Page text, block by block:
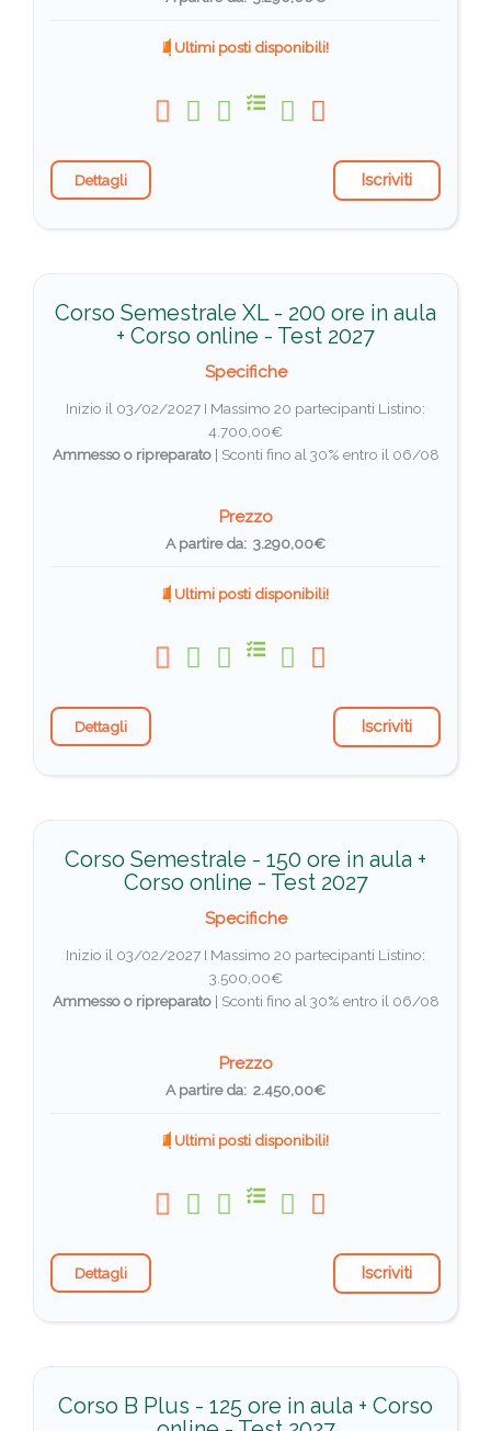
Ultimi posti disponibili!
Dettagli Iscriviti
Corso Semestrale XL - 200 ore in aula
+ Corso online - Test 2027
Specifiche
Inizio il 03/02/2027 I Massimo 20 partecipanti Listino:
4.700,00€
Ammesso o ripreparato| Sconti fino al 30% entro il 06/08
Prezzo
A partire da: 3.290,00€
Ultimi posti disponibili!
Dettagli Iscriviti
Corso Semestrale - 150 ore in aula +
Corso online - Test 2027
Specifiche
Inizio il 03/02/2027 I Massimo 20 partecipanti Listino:
3.500,00€
Ammesso o ripreparato| Sconti fino al 30% entro il 06/08
Prezzo
A partire da: 2.450,00€
Ultimi posti disponibili!
Dettagli Iscriviti
Corso B Plus - 125 ore in aula + Corso